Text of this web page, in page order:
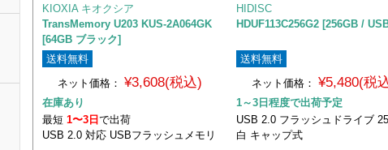
KIOXIA キオクシア
TransMemory U203 KUS-2A064GK
[64GB ブラック]
送料無料
ネット価格： ¥3,608(税込)
在庫あり
最短 1〜3日 で出荷
USB 2.0 対応 USBフラッシュメモリ
HIDISC
HDUF113C256G2 [256GB /
送料無料
ネット価格： ¥5,480(税
1～3日程度で出荷予定
USB 2.0 フラッシュドライブ
白 キャップ式